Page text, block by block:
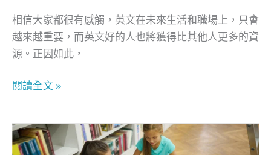
相信大家都很有感觸，英文在未來生活和職場上，只會
越來越重要，而英文好的人也將獲得比其他人更多的資
源。正因如此，
文
課
程
該
樣
挑！
閱讀全文 »
兒
童